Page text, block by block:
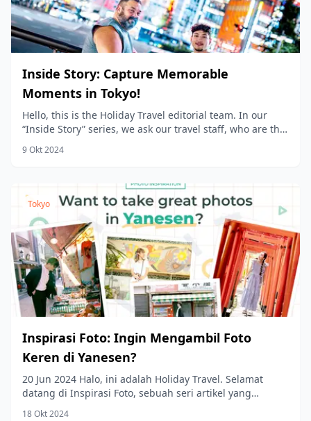
Inside Story: Capture Memorable
Moments in Tokyo!
Hello, this is the Holiday Travel editorial team. In our
“Inside Story” series, we ask our travel staff, who are the
products we sell at Holiday Travel!
9 Okt 2024
Tokyo
Inspirasi Foto: Ingin Mengambil Foto
Keren di Yanesen?
20 Jun 2024 Halo, ini adalah Holiday Travel. Selamat
datang di Inspirasi Foto, sebuah seri artikel yang
18 Okt 2024